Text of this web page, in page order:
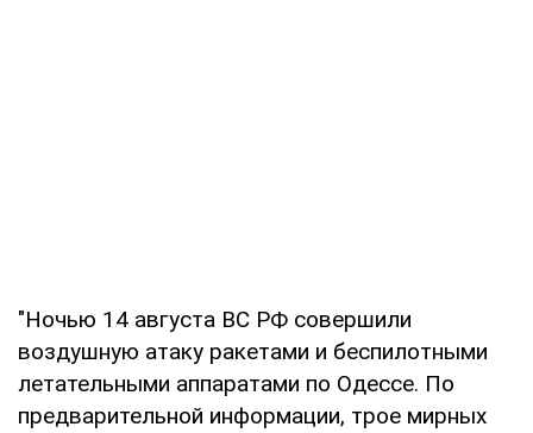
"Ночью 14 августа ВС РФ совершили
воздушную атаку ракетами и беспилотными
летательными аппаратами по Одессе. По
предварительной информации, трое мирных